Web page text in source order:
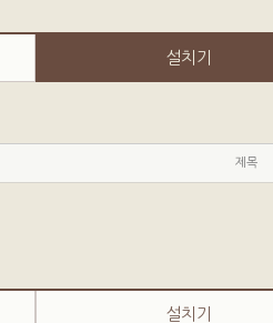
설치기
제목
설치기